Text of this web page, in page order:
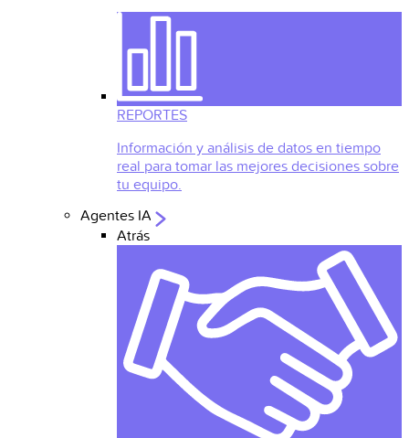
REPORTES
Información y análisis de datos en tiempo
real para tomar las mejores decisiones sobre
tu equipo.
Agentes IA
Atrás